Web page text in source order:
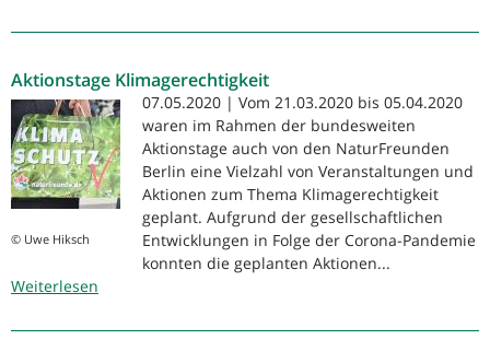
Rettung
sozial-
ökologische
Auflagen:
NaturFreunde
Deutschlands
fordern
Verbot
Kurzflügen
Kilometern
Aktionstage Klimagerechtigkeit
© Uwe Hiksch
07.05.2020 | Vom 21.03.2020 bis 05.04.2020
waren im Rahmen der bundesweiten
Aktionstage auch von den NaturFreunden
Berlin eine Vielzahl von Veranstaltungen und
Aktionen zum Thema Klimagerechtigkeit
geplant. Aufgrund der gesellschaftlichen
Entwicklungen in Folge der Corona-Pandemie
konnten die geplanten Aktionen...
Weiterlesen
Klimagerechtigkeit